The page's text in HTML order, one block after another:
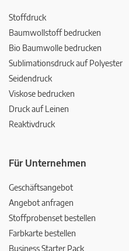
Stoffdruck
Baumwollstoff bedrucken
Bio Baumwolle bedrucken
Sublimationsdruck auf Polyester
Seidendruck
Viskose bedrucken
Druck auf Leinen
Reaktivdruck
Für Unternehmen
Geschäftsangebot
Angebot anfragen
Stoffprobenset bestellen
Farbkarte bestellen
Business Starter Pack